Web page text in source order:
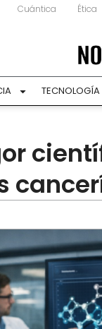
Cuántica Ética
TECNOLOGÍA